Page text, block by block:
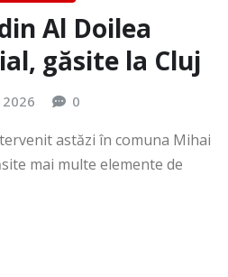
Al Doilea
găsite la Cluj
0
astăzi în comuna Mihai
mai multe elemente de